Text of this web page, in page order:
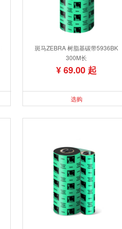
斑马ZEBRA 树脂基碳带5936BK
300M长
¥ 69.00 起
选购